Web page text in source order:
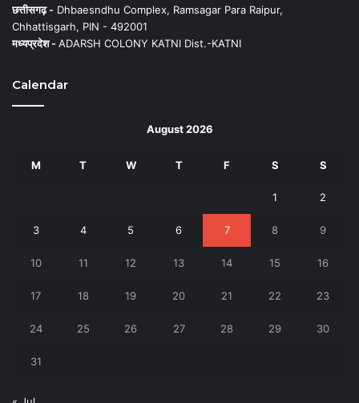
छत्तीसगढ़ - Dhbaesndhu Complex, Ramsagar Para Raipur,
Chhattisgarh, PIN - 492001
मध्यप्रदेश -ADARSH COLONY KATNI Dist.-KATNI
Calendar
August 2026
M T W T F S S
1 2
3 4 5 6 7 8 9
10 11 12 13 14 15 16
17 18 19 20 21 22 23
24 25 26 27 28 29 30
31